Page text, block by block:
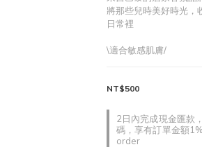
將那些兒時美好時光，
日常裡
\適合敏感肌膚/
2日內完成現金匯款
碼，享有訂單金額
order
NT$500